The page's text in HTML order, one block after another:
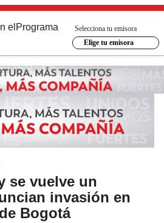
el Programa
Selecciona tu emisora
Elige tu emisora
se vuelve un
invasión en
Bogotá